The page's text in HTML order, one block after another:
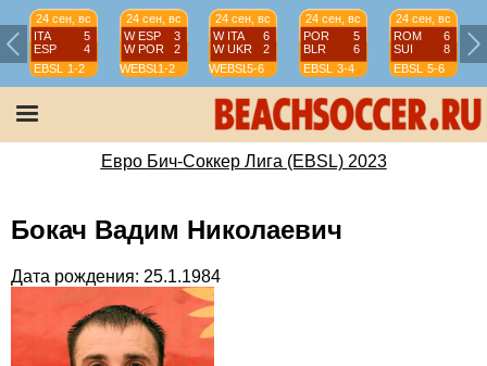
24 сен, вс
ITA
5
ESP
4
EBSL
1-2
24 сен, вс
W ESP
3
W POR
2
WEBSL1-2
24 сен, вс
W ITA
6
W UKR
2
WEBSL5-6
24 сен, вс
POR
5
BLR
6
EBSL
3-4
24 сен, вс
ROM
6
SUI
8
EBSL
5-6
Евро Бич-Соккер Лига (EBSL) 2023
Бокач Вадим Николаевич
Дата рождения: 25.1.1984